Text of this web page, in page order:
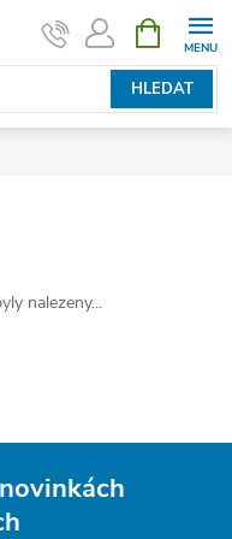
HLEDAT
NÁKUPNÍ
KOŠÍK
nalezeny...